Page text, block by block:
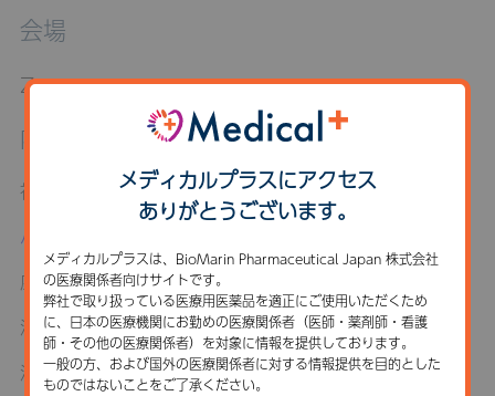
会場
Zoom
内容
視聴登録は
こちら
パリンジック®Web講演会_案内状_20240524
座長：香川礼子先生（広島大学病院 小児科）
演者：森本彩先生（広島大学病院 小児科）
演題：当院におけるパリンジック治療による副作用対策
メディカルプラスにアクセス
ありがとうございます。
メディカルプラスは、BioMarin Pharmaceutical Japan 株式会社
の医療関係者向けサイトです。
弊社で取り扱っている医療用医薬品を適正にご使用いただくため
に、日本の医療機関にお勤めの医療関係者（医師・薬剤師・看護
師・その他の医療関係者）を対象に情報を提供しております。
一般の方、および国外の医療関係者に対する情報提供を目的とした
ものではないことをご了承ください。